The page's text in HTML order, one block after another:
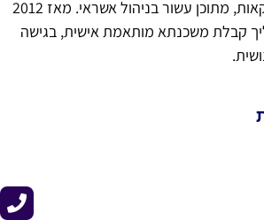
של מעל 16 שנה בבנקאות, מתוכן עשור בניהול אשראי. מאז 2012
קבלת משכנתא מותאמת אישית, בגישה